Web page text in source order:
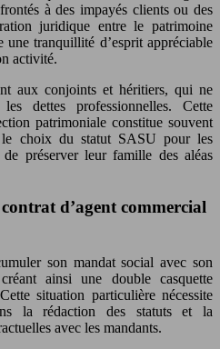
à des impayés clients ou des
juridique entre le patrimoine
tranquillité d’esprit appréciable
activité.
aux conjoints et héritiers, qui ne
dettes professionnelles. Cette
patrimoniale constitue souvent
le choix du statut SASU pour les
préserver leur famille des aléas
d’agent commercial
son mandat social avec son
ainsi une double casquette
situation particulière nécessite
la rédaction des statuts et la
avec les mandants.